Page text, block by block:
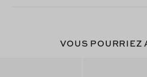
VOUS POURRIEZ